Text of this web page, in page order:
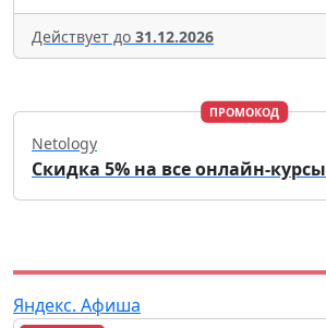
Действует до 31.12.2026
ПРОМОКОД
Netology
Скидка 5% на все онлайн-курсы
Яндекс. Афиша